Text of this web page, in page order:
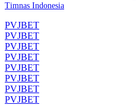
Timnas Indonesia
PVJBET
PVJBET
PVJBET
PVJBET
PVJBET
PVJBET
PVJBET
PVJBET